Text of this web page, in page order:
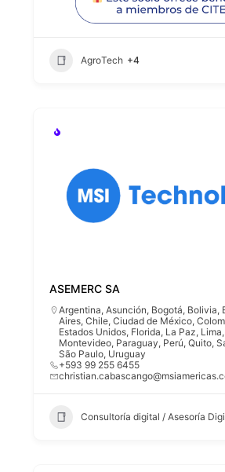
AgroTech +4
ASEMERC SA
Argentina,Asunción, Bogotá, Bolivia,
Aires,Chile,Ciudad de México,
Estados Unidos, Florida, La Paz, Lima,
Montevideo, Paraguay, Perú,Quito,
São Paulo, Uruguay
+593 99 255 6455
Consultoría digital / Asesoría